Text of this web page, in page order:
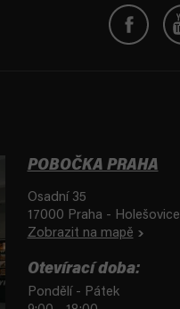
POBOČKA PRAHA
Osadní 35
17000 Praha - Holešovice
Zobrazit na mapě
Otevírací doba:
Pondělí - Pátek